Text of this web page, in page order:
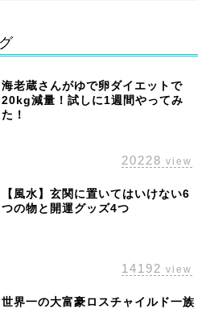
海老蔵さんがゆで卵ダイエットで
20kg減量！試しに1週間やってみ
た！
20228 view
【風水】玄関に置いてはいけない6
つの物と開運グッズ4つ
14192 view
世界一の大富豪ロスチャイルド一族